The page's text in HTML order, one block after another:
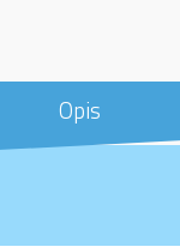
Opis